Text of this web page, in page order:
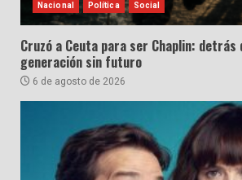
Nacional Política Social
Cruzó a Ceuta para ser Chaplin: detrás
generación sin futuro
6 de agosto de 2026